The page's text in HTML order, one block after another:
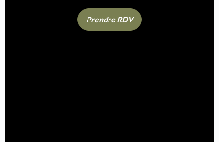
Prendre RDV